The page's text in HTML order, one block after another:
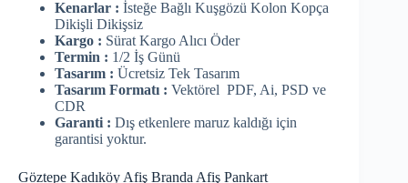
Kenarlar : İsteğe Bağlı Kuşgözü Kolon Kopça
Dikişli Dikişsiz
Kargo : Sürat Kargo Alıcı Öder
Termin : 1/2 İş Günü
Tasarım : Ücretsiz Tek Tasarım
Tasarım Formatı : Vektörel PDF, Ai, PSD ve
CDR
Garanti : Dış etkenlere maruz kaldığı için
garantisi yoktur.
Göztepe Kadıköy Afiş Branda Afiş Pankart